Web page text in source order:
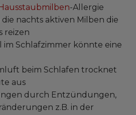
-Allergie
nachts aktiven Milben die
reizen
im Schlafzimmer könnte eine
beim Schlafen trocknet
aus
durch Entzündungen,
z.B. in der